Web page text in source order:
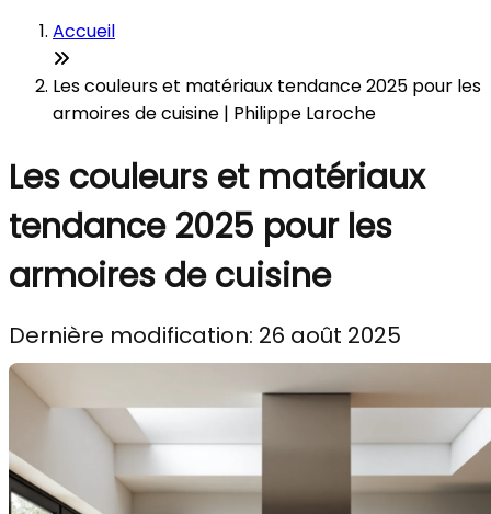
Accueil
Les couleurs et matériaux tendance 2025 pour les
armoires de cuisine | Philippe Laroche
Les couleurs et matériaux
tendance 2025 pour les
armoires de cuisine
Dernière modification: 26 août 2025